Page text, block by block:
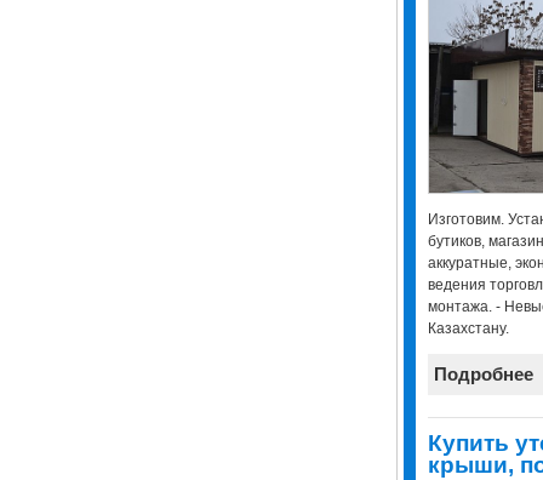
Изготовим.
бутиков,
аккуратные,
ведения
монтажа. -
Казахстану.
Подробнее
Купить
крыши,